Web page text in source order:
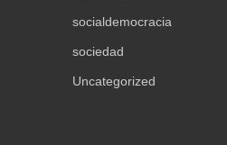
socialdemocracia
sociedad
Uncategorized